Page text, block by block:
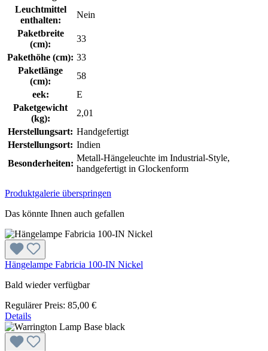
Leuchtmittel
enthalten:
Nein
Paketbreite
(cm):
33
Pakethöhe (cm): 33
Paketlänge
(cm):
58
eek:
E
Paketgewicht
(kg):
2,01
Herstellungsart: Handgefertigt
Herstellungsort: Indien
Besonderheiten:
Metall-Hängeleuchte im Industrial-Style,
handgefertigt in Glockenform
Produktgalerie überspringen
Das könnte Ihnen auch gefallen
Hängelampe Fabricia 100-IN Nickel
Bald wieder verfügbar
Regulärer Preis: 85,00 €
Details